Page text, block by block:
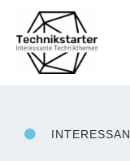
springen